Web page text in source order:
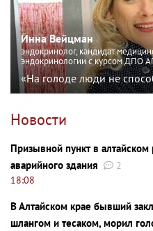
Инна Вейцман
эндокринолог, кандидат
эндокринологии с курсом ДПО
«На голоде люди не
Новости
Призывной пункт в
аварийного здания
2
18:08
В Алтайском крае бывший
шлангом и тесаком, морил